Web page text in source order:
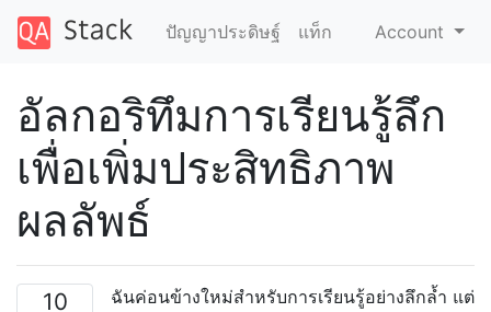
ปัญญาประดิษฐ์ แท็ก Account
อัลกอริทึมการเรียนรู้ลึก
เพื่อเพิ่มประสิทธิภาพ
ผลลัพธ์
10
ฉันค่อนข้างใหม่สำหรับการเรียนรู้อย่างลึกล้ำ แต่